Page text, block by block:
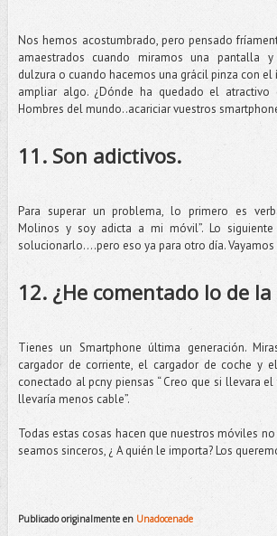
Nos hemos acostumbrado, pero pensado
amaestrados cuando miramos una pantalla
dulzura o cuando hacemos una grácil pinza con el
ampliar algo. ¿Dónde ha quedado el atractivo
Hombres del mundo..acariciar vuestros
11. Son adictivos.
Para superar un problema, lo primero es
Molinos y soy adicta a mi móvil”. Lo
solucionarlo….pero eso ya para otro día.
12. ¿He comentado lo de
Tienes un Smartphone última generación.
cargador de corriente, el cargador de coche y
conectado al pcny piensas “ Creo que si llevara
llevaría menos cable”.
Todas estas cosas hacen que nuestros móviles
seamos sinceros, ¿ A quién le importa? Los
Publicado originalmente en Unadocenade